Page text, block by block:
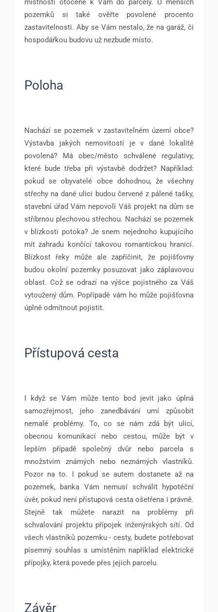
místností otočené k Vám do parcely. U menších
pozemků si také ověřte povolené procento
zastavitelnosti. Aby se Vám nestalo, že na garáž, či
hospodářkou budovu už nezbude místo.
Poloha
Nachází se pozemek v zastavitelném území obce?
Výstavba jakých nemovitostí je v dané lokalitě
povolená? Má obec/město schválené regulativy,
které bude třeba při výstavbě dodržet? Například:
pokud se obyvatelé obce dohodnou, že všechny
střechy na dané ulici budou červené z pálené tašky,
stavební úřad Vám nepovolí Váš projekt na dům se
stříbrnou plechovou střechou. Nachází se pozemek
v blízkosti potoka? Je snem nejednoho kupujícího
mít zahradu končící takovou romantickou hranicí.
Blízkost řeky může ale zapříčinit, že pojišťovny
budou okolní pozemky posuzovat jako záplavovou
oblast. Což se odrazí na výšce pojistného za Váš
vytoužený dům. Popřípadě vám ho může pojišťovna
úplně odmítnout pojistit.
Přístupová cesta
I když se Vám může tento bod jevit jako úplná
samozřejmost, jeho zanedbávání umí způsobit
nemalé problémy. To, co se nám zdá být ulicí,
obecnou komunikací nebo cestou, může být v
lepším případě společný dvůr nebo parcela s
množstvím známých nebo neznámých vlastníků.
Pozor na to. I pokud se autem dostanete až na
pozemek, banka Vám nemusí schválit hypotéční
úvěr, pokud není přístupová cesta ošetřena i právně.
Stejně tak můžete narazit na problémy při
schvalování projektu přípojek inženýrských sítí. Od
všech vlastníků pozemku - cesty, budete potřebovat
písemný souhlas s umístěním například elektrické
přípojky, která povede přes jejich parcelu.
Závěr